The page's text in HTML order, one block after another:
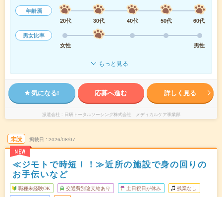
年齢層
20代
30代 40代 50代
60代
男女比率
女性
男性
もっと見る
気になる! 応募へ進む 詳しく見る
派遣会社 日研トータルソーシング株式会社 メディカルケア事業部
未読
NEW
掲載日 2026/08/07
≪ジモトで時短！！≫近所の施設で身の回りの
お手伝いなど
職種未経験OK 交通費別途支給あり 土日祝日が休み 残業なし